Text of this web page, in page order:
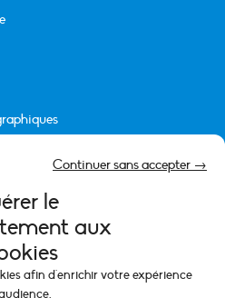
le
aux
afin d'enrichir votre expérience
Continuer sans accepter →